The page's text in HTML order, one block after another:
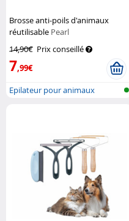
Brosse anti-poils d'animaux
réutilisable Pearl
14,90€ Prix conseillé
7,99€
Epilateur pour animaux